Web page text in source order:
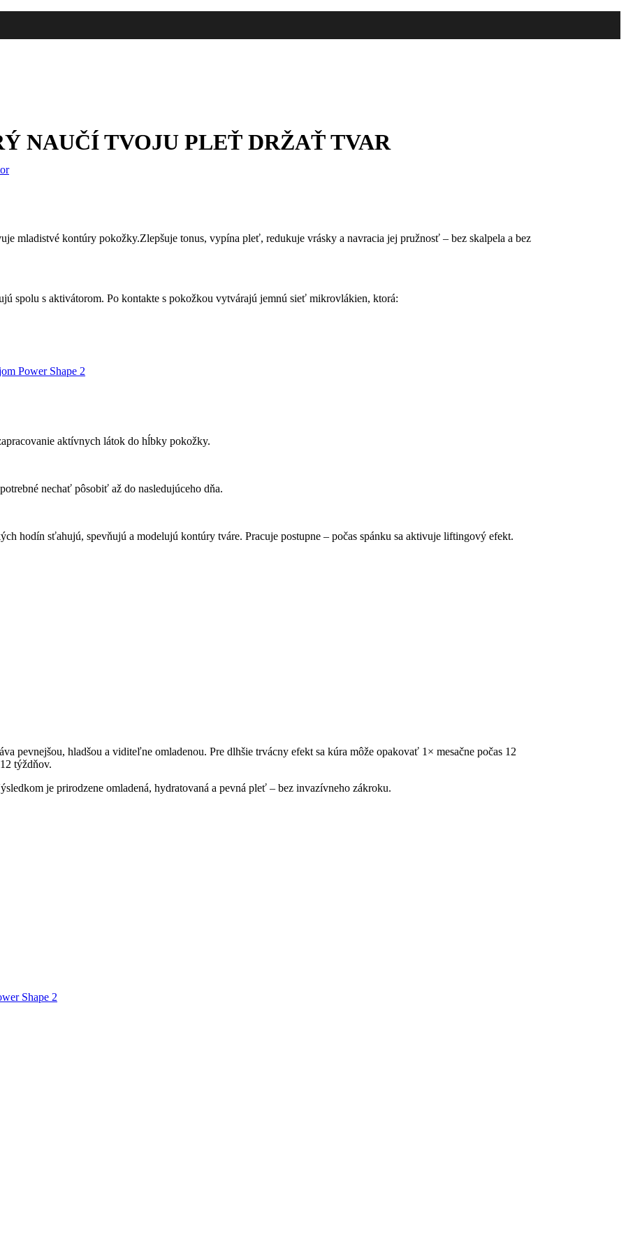
Power Shape 2
NAUČÍ TVOJU PLEŤ DRŽAŤ TVAR
mladistvé kontúry pokožky.Zlepšuje tonus, vypína pleť, redukuje vrásky a navracia jej pružnosť – bez skalpela a bez
spolu s aktivátorom. Po kontakte s pokožkou vytvárajú jemnú sieť mikrovlákien, ktorá:
aktívnych látok do hĺbky pokožky.
nechať pôsobiť až do nasledujúceho dňa.
hodín sťahujú, spevňujú a modelujú kontúry tváre. Pracuje postupne – počas spánku sa aktivuje liftingový efekt.
pevnejšou, hladšou a viditeľne omladenou. Pre dlhšie trvácny efekt sa kúra môže opakovať 1× mesačne počas 12
týždňov.
je prirodzene omladená, hydratovaná a pevná pleť – bez invazívneho zákroku.
Shape 2